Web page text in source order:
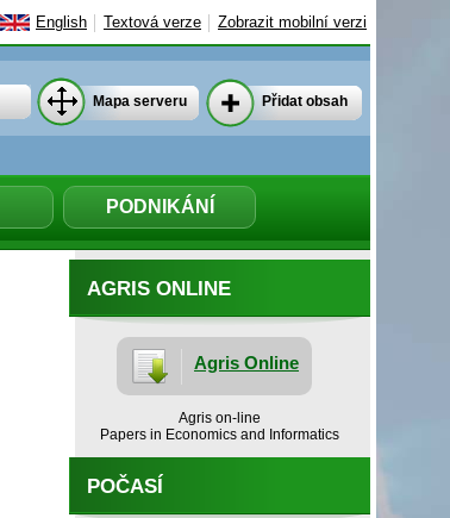
English Textová verze Zobrazit mobilní verzi
PODNIKÁNÍ
Mapa serveru Přidat obsah
AGRIS ONLINE
Agris Online
Agris on-line
Papers in Economics and Informatics
POČASÍ